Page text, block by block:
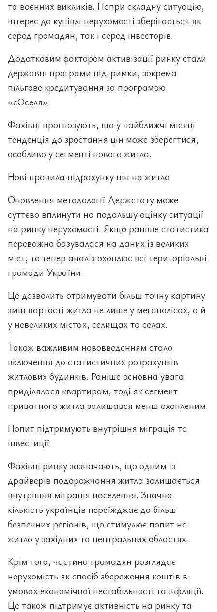
та воєнних викликів. Попри складну ситуацію,
інтерес до купівлі нерухомості зберігається як
серед громадян, так і серед інвесторів.
Додатковим фактором активізації ринку стали
державні програми підтримки, зокрема
пільгове кредитування за програмою
«єОселя».
Фахівці прогнозують, що у найближчі місяці
тенденція до зростання цін може зберегтися,
особливо у сегменті нового житла.
Нові правила підрахунку цін на житло
Оновлення методології Держстату може
суттєво вплинути на подальшу оцінку ситуації
на ринку нерухомості. Якщо раніше статистика
переважно базувалася на даних із великих
міст, то тепер аналіз охоплює всі територіальні
громади України.
Це дозволить отримувати більш точну картину
змін вартості житла не лише у мегаполісах, а й
у невеликих містах, селищах та селах.
Також важливим нововведенням стало
включення до статистичних розрахунків
житлових будинків. Раніше основна увага
приділялася квартирам, тоді як сегмент
приватного житла залишався менш охопленим.
Попит підтримують внутрішня міграція та
інвестиції
Фахівці ринку зазначають, що одним із
драйверів подорожчання житла залишається
внутрішня міграція населення. Значна
кількість українців переїжджає до більш
безпечних регіонів, що стимулює попит на
житло у західних та центральних областях.
Крім того, частина громадян розглядає
нерухомість як спосіб збереження коштів в
умовах економічної нестабільності та інфляції.
Це також підтримує активність на ринку та